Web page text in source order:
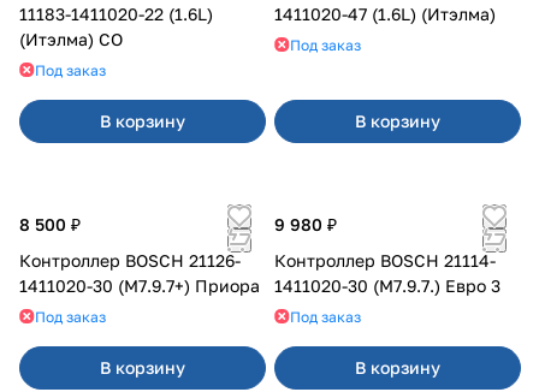
11183-1411020-22 (1.6L)
(Итэлма) СО
Под заказ
В корзину
1411020-47 (1.6L) (Итэлма)
Под заказ
В корзину
8 500 ₽
Контроллер BOSCH 21126-
1411020-30 (M7.9.7+) Приора
Под заказ
В корзину
9 980 ₽
Контроллер BOSCH 21114-
1411020-30 (M7.9.7.) Евро 3
Под заказ
В корзину